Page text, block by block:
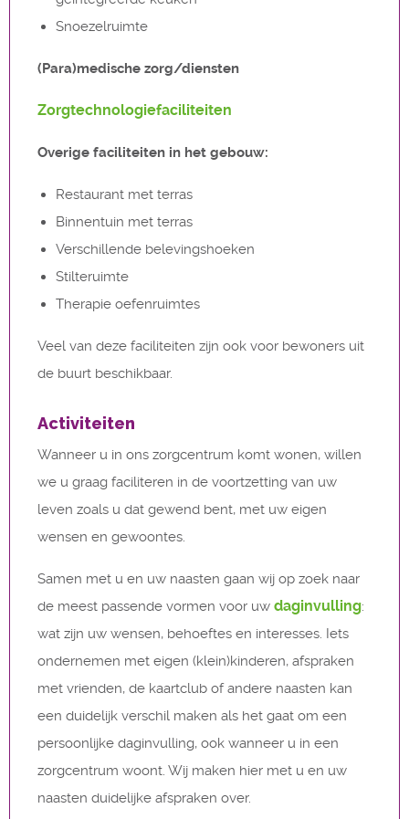
Snoezelruimte
(Para)medische zorg/diensten
Zorgtechnologiefaciliteiten
Overige faciliteiten in het gebouw:
Restaurant met terras
Binnentuin met terras
Verschillende belevingshoeken
Stilteruimte
Therapie oefenruimtes
Veel van deze faciliteiten zijn ook voor bewoners uit
de buurt beschikbaar.
Activiteiten
Wanneer u in ons zorgcentrum komt wonen, willen
we u graag faciliteren in de voortzetting van uw
leven zoals u dat gewend bent, met uw eigen
wensen en gewoontes.
Samen met u en uw naasten gaan wij op zoek naar
de meest passende vormen voor uw daginvulling:
wat zijn uw wensen, behoeftes en interesses. Iets
ondernemen met eigen (klein)kinderen, afspraken
met vrienden, de kaartclub of andere naasten kan
een duidelijk verschil maken als het gaat om een
persoonlijke daginvulling, ook wanneer u in een
zorgcentrum woont. Wij maken hier met u en uw
naasten duidelijke afspraken over.